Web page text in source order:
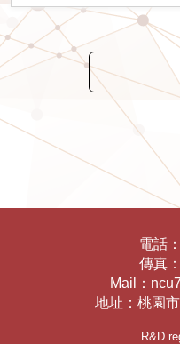
電話：
傳真：
Mail：
地址： 桃園
R&D